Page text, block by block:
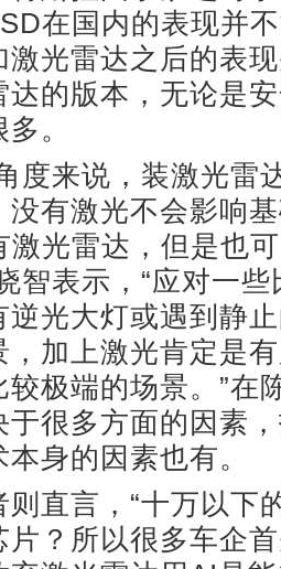
在国内的表现并
激光雷达之后的表
达的版本，无论是
。
来说，装激光雷
没有激光不会影响
激光雷达，但是也
智表示，“应对一
逆光大灯或遇到静
，加上激光肯定是
极端的场景。”在
于很多方面的因素
身的因素也有。
言，“十万以下
片？所以很多车企